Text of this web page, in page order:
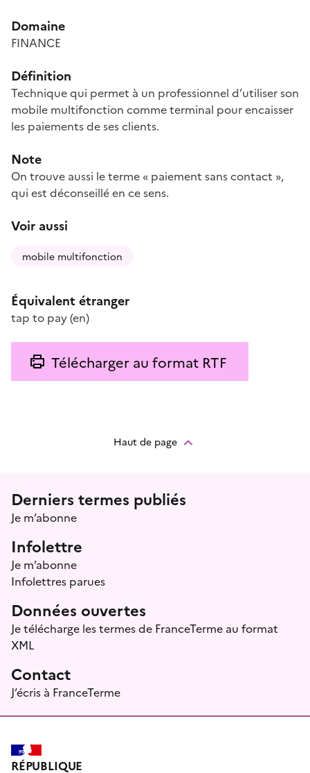
Domaine
FINANCE
Définition
Technique qui permet à un professionnel d’utiliser son
mobile multifonction comme terminal pour encaisser
les paiements de ses clients.
Note
On trouve aussi le terme « paiement sans contact »,
qui est déconseillé en ce sens.
Voir aussi
mobile multifonction
Équivalent étranger
tap to pay(en)
Télécharger au format RTF
Haut de page
Menu prefooter
Derniers termes publiés
Je m’abonne
Infolettre
Je m’abonne
Infolettres parues
Données ouvertes
Je télécharge les termes de FranceTerme au format
XML
Contact
J’écris à FranceTerme
RÉPUBLIQUE